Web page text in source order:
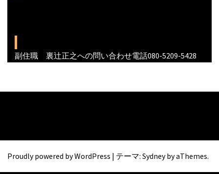
副住職 裏辻正之への問い合わせ電話080-5209-5428
Proudly powered by WordPress | テーマ: Sydneyby aThemes.